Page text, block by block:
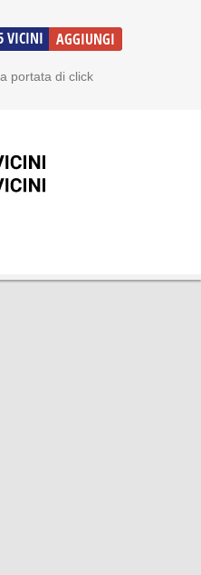
VICINI AGGIUNGI
portata di click